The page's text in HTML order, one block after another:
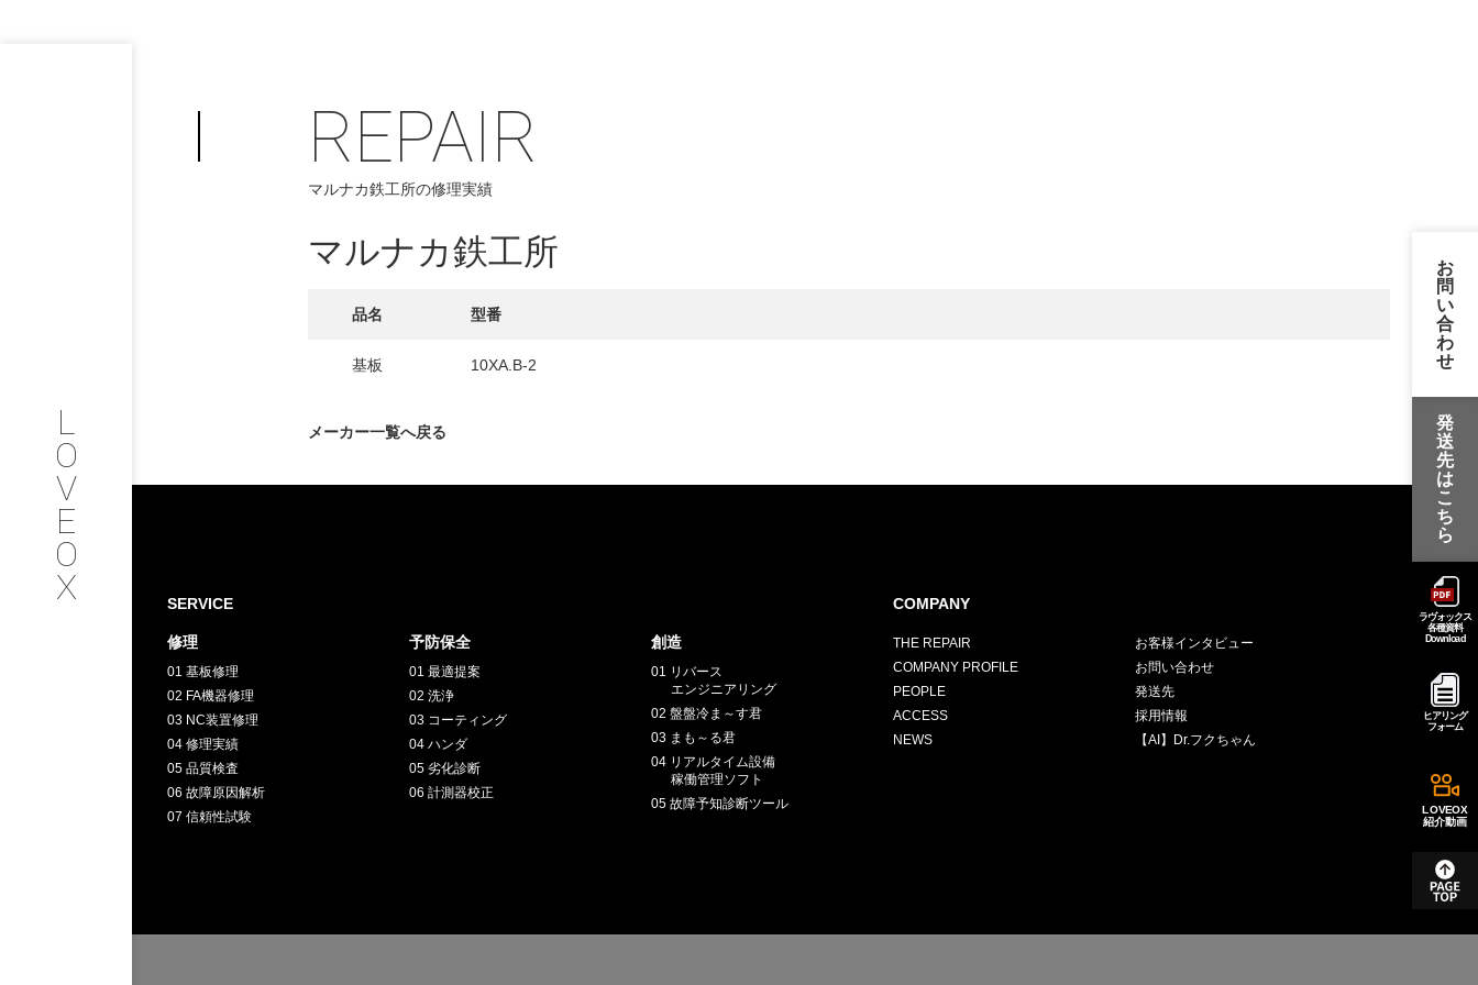
L
O
V
E
O
X
PHILOSOPHY
フィロソフィー
COMPANY
PROFILE
SERVICE
INTERVIEW
お客様インタビュー
RECRUIT
採用情報
CHALLENGE
お問い合わせ / 発送先
お
問
い
合
わ
せ
発
送
先
は
こ
ち
ら
ラヴォックス
各種資料
Download
ヒアリング
フォーム
LOVEOX
紹介動画
REPAIR
マルナカ鉄工所の修理実績
マルナカ鉄工所
品名 型番
基板 10XA.B-2
メーカー一覧へ戻る
SERVICE
修理
01 基板修理
02 FA機器修理
03 NC装置修理
04 修理実績
05 品質検査
06 故障原因解析
07 信頼性試験
予防保全
01 最適提案
02 洗浄
03 コーティング
04 ハンダ
05 劣化診断
06 計測器校正
創造
01 リバース
エンジニアリング
02 盤盤冷ま～す君
03 まも～る君
04 リアルタイム設備
稼働管理ソフト
05 故障予知診断ツール
COMPANY
THE REPAIR
COMPANY PROFILE
PEOPLE
ACCESS
NEWS
お客様インタビュー
お問い合わせ
発送先
採用情報
【AI】Dr.フクちゃん